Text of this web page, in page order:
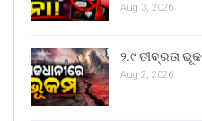
Aug 3, 2026
୨.୯ ତୀବ୍ରତା
Aug 2, 2026